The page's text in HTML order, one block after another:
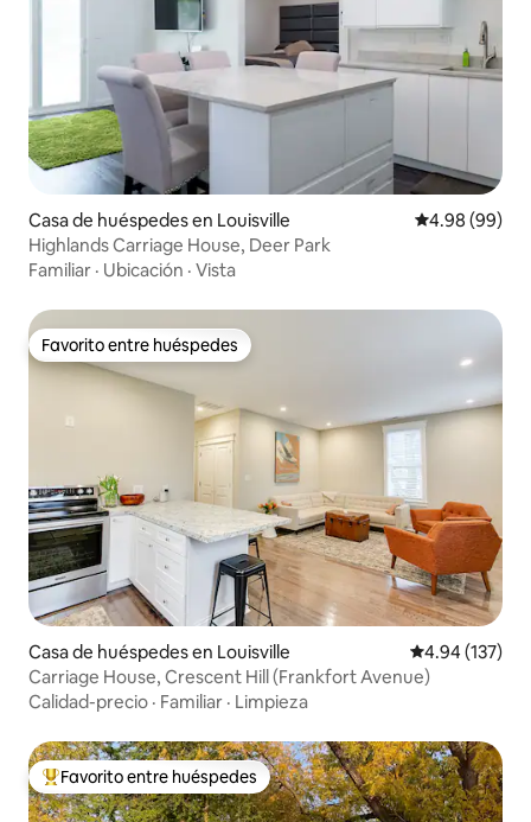
Casa de huéspedes en Louisville Calificación
4.98 (99)
Highlands Carriage House, Deer Park
Familiar · Ubicación · Vista
Favorito entre huéspedes
Favorito entre huéspedes
Casa de huéspedes en Louisville Calificación
4.94 (137)
Carriage House, Crescent Hill (Frankfort Avenue)
Calidad-precio · Familiar · Limpieza
Favorito entre huéspedes preferido
Favorito entre huéspedes